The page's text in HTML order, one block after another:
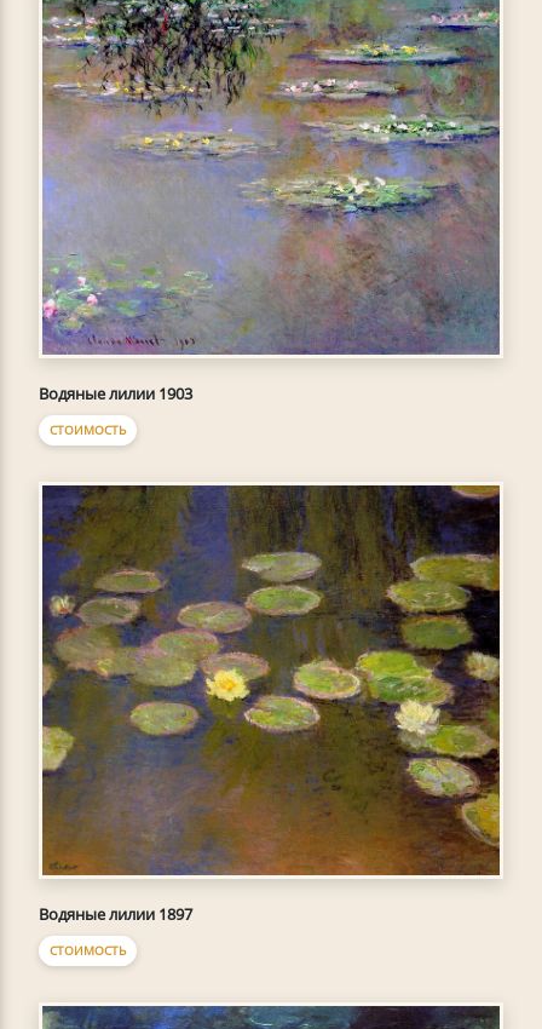
Водяные лилии 1903
СТОИМОСТЬ
Водяные лилии 1897
СТОИМОСТЬ